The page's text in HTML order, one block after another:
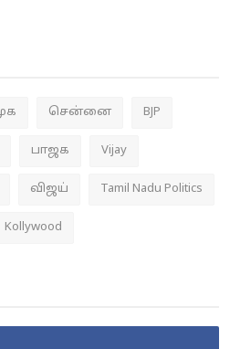
சென்னை BJP
பாஜக Vijay
விஜய் Tamil Nadu Politics
Kollywood